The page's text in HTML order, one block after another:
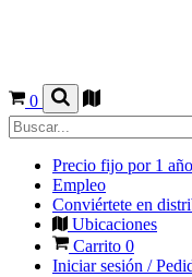
0
Precio fijo por 1 año
Empleo
Conviértete en
Ubicaciones
Carrito 0
Iniciar sesión /